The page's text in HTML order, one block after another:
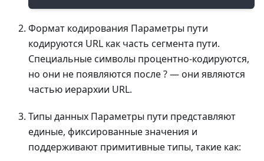
Формат кодирования Параметры пути
кодируются URL как часть сегмента пути.
Специальные символы процентно-кодируются,
но они не появляются после ? — они являются
частью иерархии URL.
Типы данных Параметры пути представляют
единые, фиксированные значения и
поддерживают примитивные типы, такие как: